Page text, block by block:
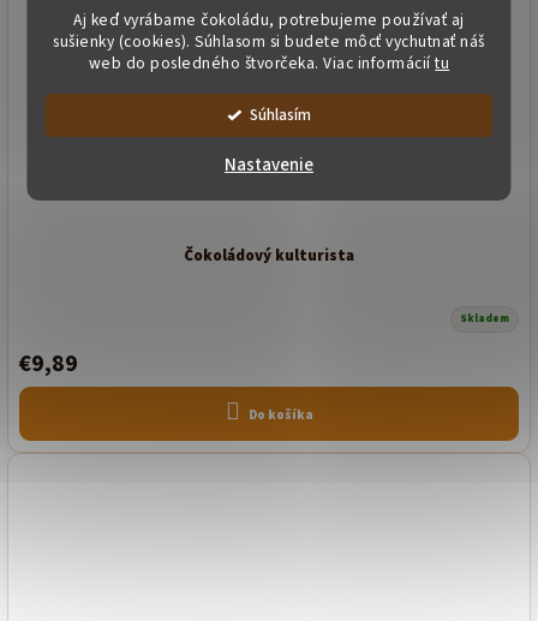
Aj keď vyrábame čokoládu, potrebujeme používať aj
sušienky (cookies). Súhlasom si budete môcť vychutnať náš
web do posledného štvorčeka. Viac informáciítu
Súhlasím
Nastavenie
Čokoládový kulturista
Skladem
€9,89
Do košíka